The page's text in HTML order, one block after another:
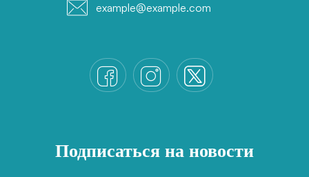
example@example.com
Подписаться на новости